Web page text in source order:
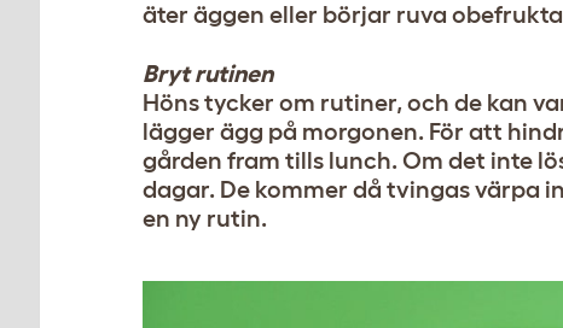
äter äggen eller börjar ruva
Bryt rutinen
Höns tycker om rutiner, och de kan
lägger ägg på morgonen. För att
gården fram tills lunch. Om det inte
dagar. De kommer då tvingas värpa
en ny rutin.